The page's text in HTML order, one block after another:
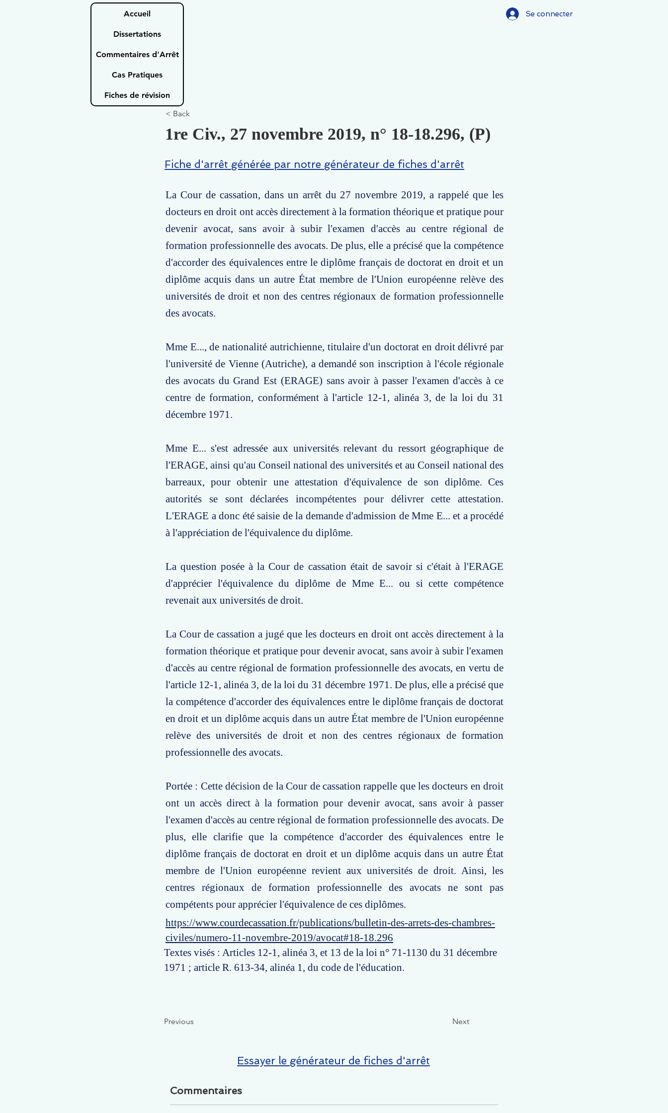
Accueil
Dissertations
Commentaires d'Arrêt
Cas Pratiques
Fiches de révision
Se connecter
< Back
1re Civ., 27 novembre 2019, n° 18-18.296, (P)
Fiche d'arrêt générée par notre générateur de fiches d'arrêt
La Cour de cassation, dans un arrêt du 27 novembre 2019, a rappelé que les
docteurs en droit ont accès directement à la formation théorique et pratique pour
devenir avocat, sans avoir à subir l'examen d'accès au centre régional de
formation professionnelle des avocats. De plus, elle a précisé que la compétence
d'accorder des équivalences entre le diplôme français de doctorat en droit et un
diplôme acquis dans un autre État membre de l'Union européenne relève des
universités de droit et non des centres régionaux de formation professionnelle
des avocats.
Mme E..., de nationalité autrichienne, titulaire d'un doctorat en droit délivré par
l'université de Vienne (Autriche), a demandé son inscription à l'école régionale
des avocats du Grand Est (ERAGE) sans avoir à passer l'examen d'accès à ce
centre de formation, conformément à l'article 12-1, alinéa 3, de la loi du 31
décembre 1971.
Mme E... s'est adressée aux universités relevant du ressort géographique de
l'ERAGE, ainsi qu'au Conseil national des universités et au Conseil national des
barreaux, pour obtenir une attestation d'équivalence de son diplôme. Ces
autorités se sont déclarées incompétentes pour délivrer cette attestation.
L'ERAGE a donc été saisie de la demande d'admission de Mme E... et a procédé
à l'appréciation de l'équivalence du diplôme.
La question posée à la Cour de cassation était de savoir si c'était à l'ERAGE
d'apprécier l'équivalence du diplôme de Mme E... ou si cette compétence
revenait aux universités de droit.
La Cour de cassation a jugé que les docteurs en droit ont accès directement à la
formation théorique et pratique pour devenir avocat, sans avoir à subir l'examen
d'accès au centre régional de formation professionnelle des avocats, en vertu de
l'article 12-1, alinéa 3, de la loi du 31 décembre 1971. De plus, elle a précisé que
la compétence d'accorder des équivalences entre le diplôme français de doctorat
en droit et un diplôme acquis dans un autre État membre de l'Union européenne
relève des universités de droit et non des centres régionaux de formation
professionnelle des avocats.
Portée : Cette décision de la Cour de cassation rappelle que les docteurs en droit
ont un accès direct à la formation pour devenir avocat, sans avoir à passer
l'examen d'accès au centre régional de formation professionnelle des avocats. De
plus, elle clarifie que la compétence d'accorder des équivalences entre le
diplôme français de doctorat en droit et un diplôme acquis dans un autre État
membre de l'Union européenne revient aux universités de droit. Ainsi, les
centres régionaux de formation professionnelle des avocats ne sont pas
compétents pour apprécier l'équivalence de ces diplômes.
https://www.courdecassation.fr/publications/bulletin-des-arrets-des-chambres-
civiles/numero-11-novembre-2019/avocat#18-18.296
Textes visés : Articles 12-1, alinéa 3, et 13 de la loi n° 71-1130 du 31 décembre
1971 ; article R. 613-34, alinéa 1, du code de l'éducation.
Previous Next
Essayer le générateur de fiches d'arrêt
Commentaires